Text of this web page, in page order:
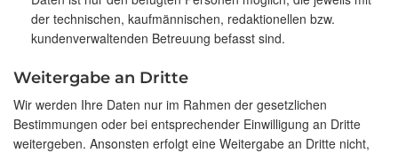
der technischen, kaufmännischen, redaktionellen bzw.
kundenverwaltenden Betreuung befasst sind.
Weitergabe an Dritte
Wir werden Ihre Daten nur im Rahmen der gesetzlichen
Bestimmungen oder bei entsprechender Einwilligung an Dritte
weitergeben. Ansonsten erfolgt eine Weitergabe an Dritte nicht,